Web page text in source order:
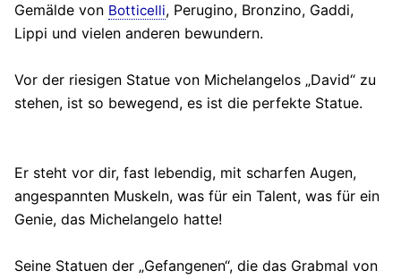
Gemälde von Botticelli, Perugino, Bronzino, Gaddi,
Lippi und vielen anderen bewundern.
Vor der riesigen Statue von Michelangelos „David“ zu
stehen, ist so bewegend, es ist die perfekte Statue.
Er steht vor dir, fast lebendig, mit scharfen Augen,
angespannten Muskeln, was für ein Talent, was für ein
Genie, das Michelangelo hatte!
Seine Statuen der „Gefangenen“, die das Grabmal von